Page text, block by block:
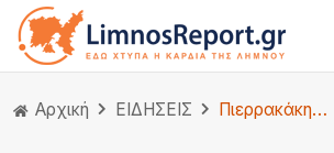
Αρχική ΕΙΔΗΣΕΙΣ Πιερρακάκης: Έρχεται φορολογική μεταρρύθμιση με έμφαση στην αντιμετώπιση του δημογραφικού